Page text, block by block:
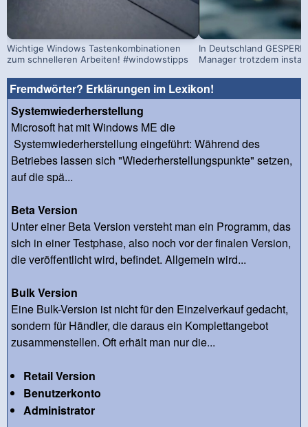
Wichtige Windows Tastenkombinationen
zum schnelleren Arbeiten! #windowstipps
In Deutschland
Manager trotzdem
Fremdwörter? Erklärungen im Lexikon!
Systemwiederherstellung
Microsoft hat mit Windows ME die
Systemwiederherstellung eingeführt: Während des
Betriebes lassen sich "Wiederherstellungspunkte" setzen,
auf die spä...
Beta Version
Unter einer Beta Version versteht man ein Programm, das
sich in einer Testphase, also noch vor der finalen Version,
die veröffentlicht wird, befindet. Allgemein wird...
Bulk Version
Eine Bulk-Version ist nicht für den Einzelverkauf gedacht,
sondern für Händler, die daraus ein Komplettangebot
zusammenstellen. Oft erhält man nur die...
Retail Version
Benutzerkonto
Administrator